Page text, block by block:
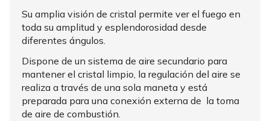
Su amplia visión de cristal permite ver el fuego en
toda su amplitud y esplendorosidad desde
diferentes ángulos.
Dispone de un sistema de aire secundario para
mantener el cristal limpio, la regulación del aire se
realiza a través de una sola maneta y está
preparada para una conexión externa de la toma
de aire de combustión.